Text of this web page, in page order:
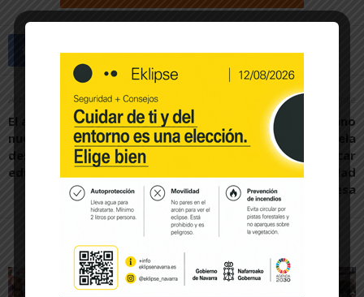
Artículo anterior
El ayuntamiento adjudica
nuevos proyectos de
desarrollo urbano y
educación en Tudela
Artículo siguiente
Los trabajadores de Nano
Automotive de Tudela
piden apoyo para sacar
adelante la actividad
industrial de la empresa